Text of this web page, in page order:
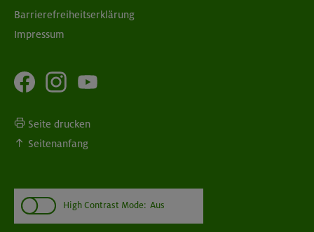
Barrierefreiheitserklärung
Impressum
Seite drucken
Seitenanfang
High Contrast Mode: Aus